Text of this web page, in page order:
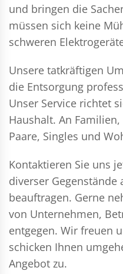
und bringen die
müssen sich keine
schweren
Unsere tatkräftigen
die Entsorgung
Unser Service richtet
Haushalt. An
Paare, Singles und
Kontaktieren Sie uns
diverser Gegenstände
beauftragen. Gerne
von Unternehmen,
entgegen. Wir freuen
schicken Ihnen
Angebot zu.